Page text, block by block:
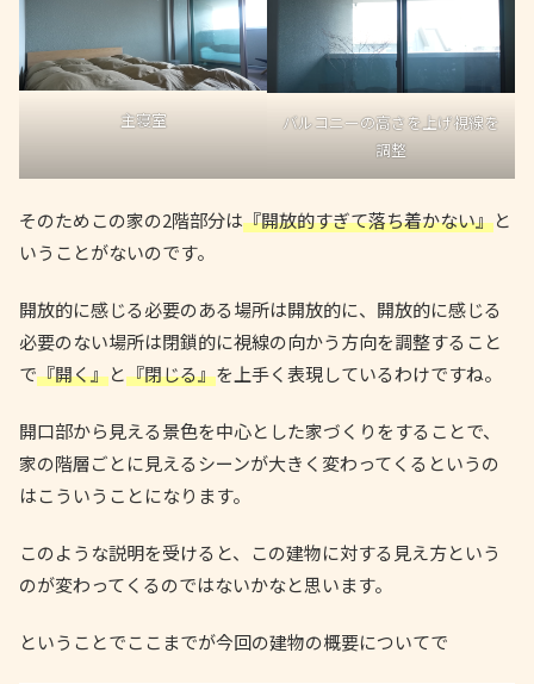
主寝室
バルコニーの高さを上げ視線を
調整
そのためこの家の2階部分は『開放的すぎて落ち着かない』と
いうことがないのです。
開放的に感じる必要のある場所は開放的に、開放的に感じる
必要のない場所は閉鎖的に視線の向かう方向を調整すること
で『開く』と『閉じる』を上手く表現しているわけですね。
開口部から見える景色を中心とした家づくりをすることで、
家の階層ごとに見えるシーンが大きく変わってくるというの
はこういうことになります。
このような説明を受けると、この建物に対する見え方という
のが変わってくるのではないかなと思います。
ということでここまでが今回の建物の概要についてで